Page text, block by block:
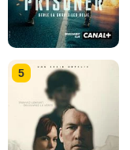
5